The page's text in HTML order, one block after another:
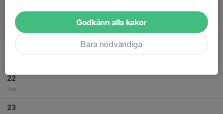
Sön
v.52
22
Tis
23
Godkänn alla kakor
Bara nödvändiga